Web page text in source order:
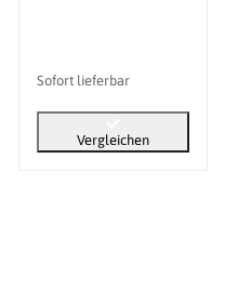
Sofort lieferbar
Vergleichen